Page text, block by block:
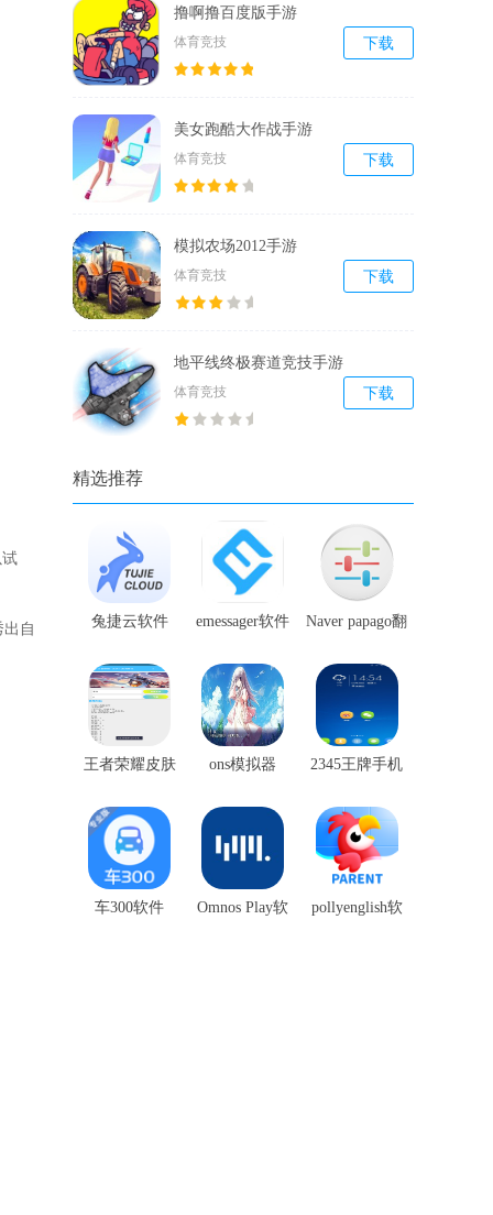
自
撸啊撸百度版手游
体育竞技 下载
美女跑酷大作战手游
体育竞技 下载
模拟农场2012手游
体育竞技 下载
地平线终极赛道竞技手游
体育竞技 下载
精选推荐
兔捷云软件 emessager软件
Naver papago翻
王者荣耀皮肤
ons模拟器
2345王牌手机
车300软件
Omnos Play软
pollyenglish软